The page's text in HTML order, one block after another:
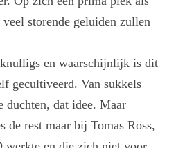
storende geluiden zullen
en waarschijnlijk is dit
gecultiveerd. Van sukkels
duchten, dat idee. Maar
rest maar bij Tomas Ross,